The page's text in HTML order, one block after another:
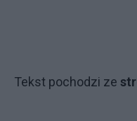
Tekst pochodzi ze